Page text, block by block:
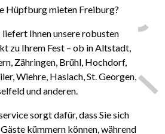
Hüpfburg mieten Freiburg?
Ihnen unsere robusten
zu Ihrem Fest – ob in Altstadt,
Zähringen, Brühl, Hochdorf,
Wiehre, Haslach, St. Georgen,
und anderen.
sorgt dafür, dass Sie sich
kümmern können, während